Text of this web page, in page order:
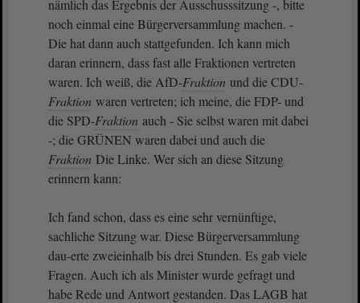
nämlich das Ergebnis der Ausschusssitzung -, bitte
noch einmal eine Bürgerversammlung machen. -
Die hat dann auch stattgefunden. Ich kann mich
daran erinnern, dass fast alle Fraktionen vertreten
waren. Ich weiß, die AfD-Fraktion und die CDU-
Fraktion waren vertreten; ich meine, die FDP- und
die SPD-Fraktion auch - Sie selbst waren mit dabei
-; die GRÜNEN waren dabei und auch die
Fraktion Die Linke. Wer sich an diese Sitzung
erinnern kann:
Ich fand schon, dass es eine sehr vernünftige,
sachliche Sitzung war. Diese Bürgerversammlung
dau-erte zweieinhalb bis drei Stunden. Es gab viele
Fragen. Auch ich als Minister wurde gefragt und
habe Rede und Antwort gestanden. Das LAGB hat